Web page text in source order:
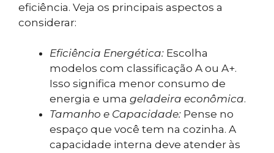
eficiência. Veja os principais aspectos a
considerar:
Eficiência Energética: Escolha
modelos com classificação A ou A+.
Isso significa menor consumo de
energia e uma geladeira econômica.
Tamanho e Capacidade: Pense no
espaço que você tem na cozinha. A
capacidade interna deve atender às